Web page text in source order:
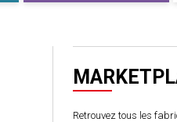
Retrouvez tous les